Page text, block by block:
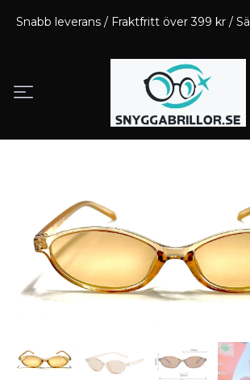
Snabb leverans / Fraktfritt över 399 kr /